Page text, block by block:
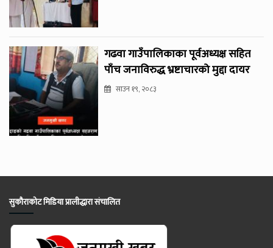
गढवा गाउँपालिकाका पूर्वअध्यक्ष सहित
पाँच जनाविरुद्ध भ्रष्टाचारको मुद्दा दायर
साउन १९, २०८३
सुकौराकोट मिडिया प्रालीद्धारा संचालित